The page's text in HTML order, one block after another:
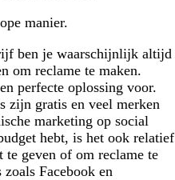
manier.
ben je waarschijnlijk altijd
om reclame te maken.
perfecte oplossing voor.
zijn gratis en veel merken
marketing op social
hebt, is het ook relatief
te geven of om reclame te
Facebook en